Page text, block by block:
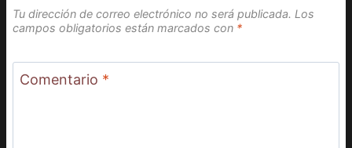
Tu dirección de correo electrónico no será publicada. Los
campos obligatorios están marcados con *
Comentario *